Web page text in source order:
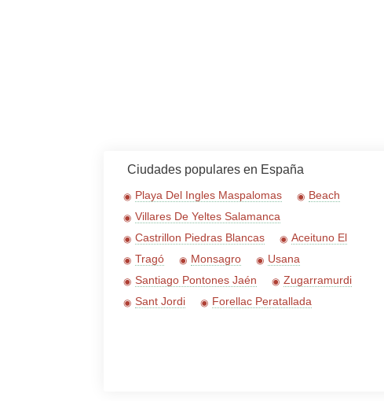
Ciudades populares en España
Playa Del Ingles Maspalomas
Beach
Villares De Yeltes Salamanca
Castrillon Piedras Blancas
Aceituno El
Tragó
Monsagro
Usana
Santiago Pontones Jaén
Zugarramurdi
Sant Jordi
Forellac Peratallada